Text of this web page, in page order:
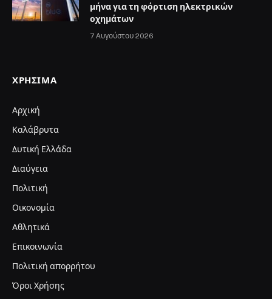
μήνα για τη φόρτιση ηλεκτρικών
οχημάτων
7 Αυγούστου 2026
ΧΡΉΣΙΜΑ
Αρχική
Καλάβρυτα
Δυτική Ελλάδα
Διαύγεια
Πολιτική
Οικονομία
Αθλητικά
Επικοινωνία
Πολιτική απορρήτου
Όροι Χρήσης